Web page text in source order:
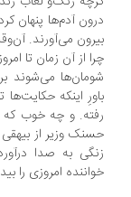
آدم‌ها پنهان کرده
می‌آورند. آن‌وقت
از آن زمان تا امروز
می‌شوند
اینکه حکایت‌ها
و چه خوب که
وزیر از بیهقی به
به صدا درآورد،
امروزی را بیدار